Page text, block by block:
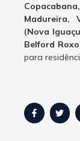
Madureira,
(Nova
Belford
para